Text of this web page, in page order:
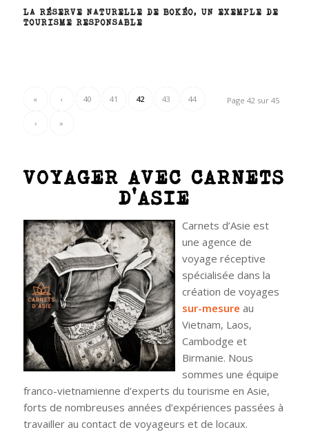
LA RÉSERVE NATURELLE DE BOKÉO, UN EXEMPLE DE
TOURISME RESPONSABLE
Page 42 sur 45
« ‹ 40 41 42 43 44
› »
VOYAGER AVEC CARNETS
D’ASIE
Carnets d’Asie est
une agence de
voyage réceptive
spécialisée dans la
création de voyages
sur-mesure au
Vietnam, Laos,
Cambodge et
Birmanie. Nous
sommes une équipe
franco-vietnamienne d’experts du tourisme en Asie,
forts de nombreuses années d’expériences passées à
travailler au contact de voyageurs et de locaux.